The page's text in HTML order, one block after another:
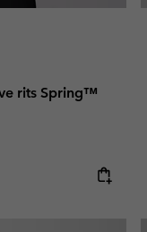
rits Spring™